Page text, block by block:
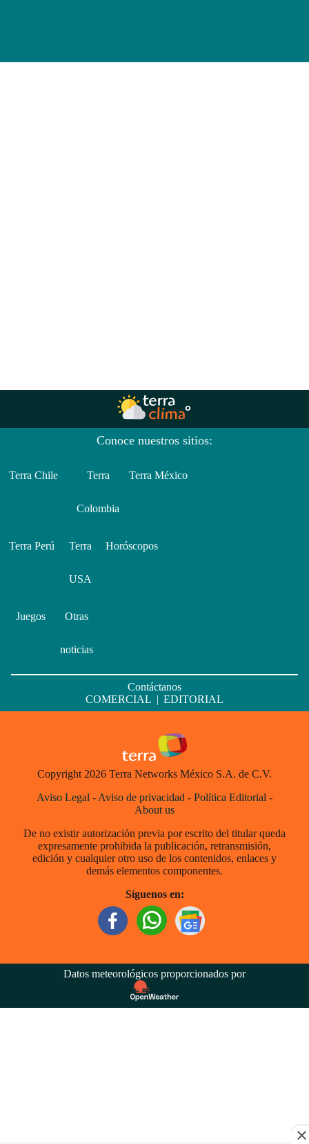
Conoce nuestros sitios:
Terra Chile Terra
Colombia
Terra México
Terra Perú Terra
USA
Horóscopos
Juegos Otras
noticias
Contáctanos
COMERCIAL | EDITORIAL
Copyright 2026 Terra Networks México S.A. de C.V.
Aviso Legal - Aviso de privacidad - Política Editorial -
About us
De no existir autorización previa por escrito del titular queda
expresamente prohibida la publicación, retransmisión,
edición y cualquier otro uso de los contenidos, enlaces y
demás elementos componentes.
Síguenos en:
Datos meteorológicos proporcionados por